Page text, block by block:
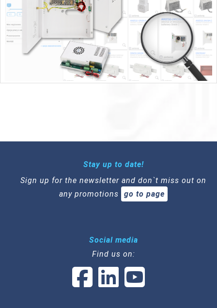
Stay up to date!
Sign up for the newsletter and don`t miss out on
any promotions
go to page
Social media
Find us on: